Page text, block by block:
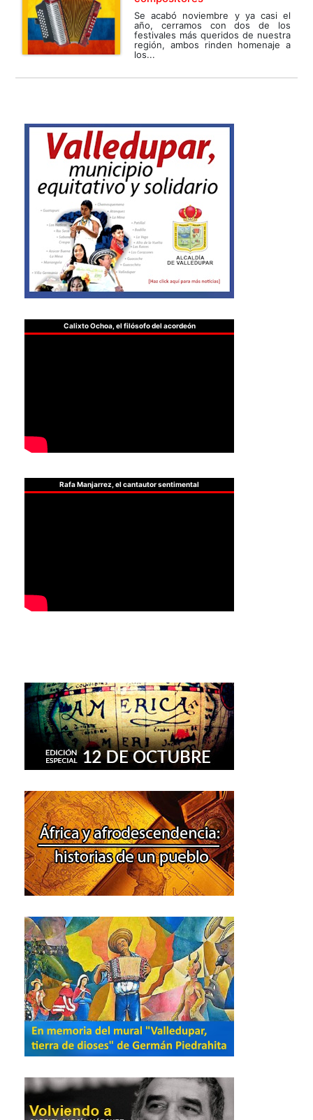
Se acabó noviembre y ya casi el
año, cerramos con dos de los
festivales más queridos de nuestra
región, ambos rinden homenaje a
los...
Calixto Ochoa, el filósofo del acordeón
Rafa Manjarrez, el cantautor sentimental